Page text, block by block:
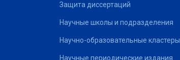
Защита диссертаций
Научные школы и подразделения
Научно-образовательные кластеры
Научные периодические издания